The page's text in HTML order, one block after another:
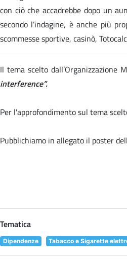
con ciò che accadrebbe dopo un
secondo l’indagine, è anche più
scommesse sportive, casinò,
Il tema scelto dall’Organizzazione
interference”.
Per l'approfondimento sul tema
Pubblichiamo in allegato il poster
Tematica
Dipendenze Tabacco e Sigarette